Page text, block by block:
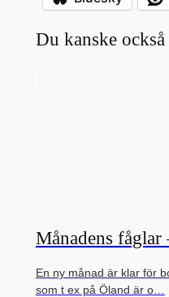
Du kanske
Månadens fåglar
En ny månad är klar för
som t ex på Öland är o…